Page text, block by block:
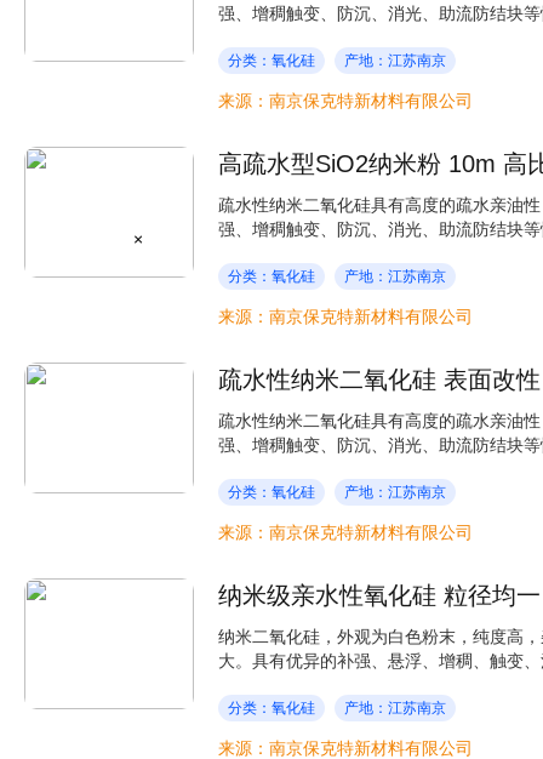
强、增稠触变、防沉、消光、助流防结块
分类：氧化硅 产地：江苏南京
来源：南京保克特新材料有限公司
高疏水型SiO2纳米粉 10m 高
疏水性纳米二氧化硅具有高度的疏水亲油
强、增稠触变、防沉、消光、助流防结块
分类：氧化硅 产地：江苏南京
来源：南京保克特新材料有限公司
疏水性纳米二氧化硅 表面改
疏水性纳米二氧化硅具有高度的疏水亲油
强、增稠触变、防沉、消光、助流防结块
分类：氧化硅 产地：江苏南京
来源：南京保克特新材料有限公司
纳米级亲水性氧化硅 粒径均
纳米二氧化硅，外观为白色粉末，纯度高
大。具有优异的补强、悬浮、增稠、触变
分类：氧化硅 产地：江苏南京
来源：南京保克特新材料有限公司
×